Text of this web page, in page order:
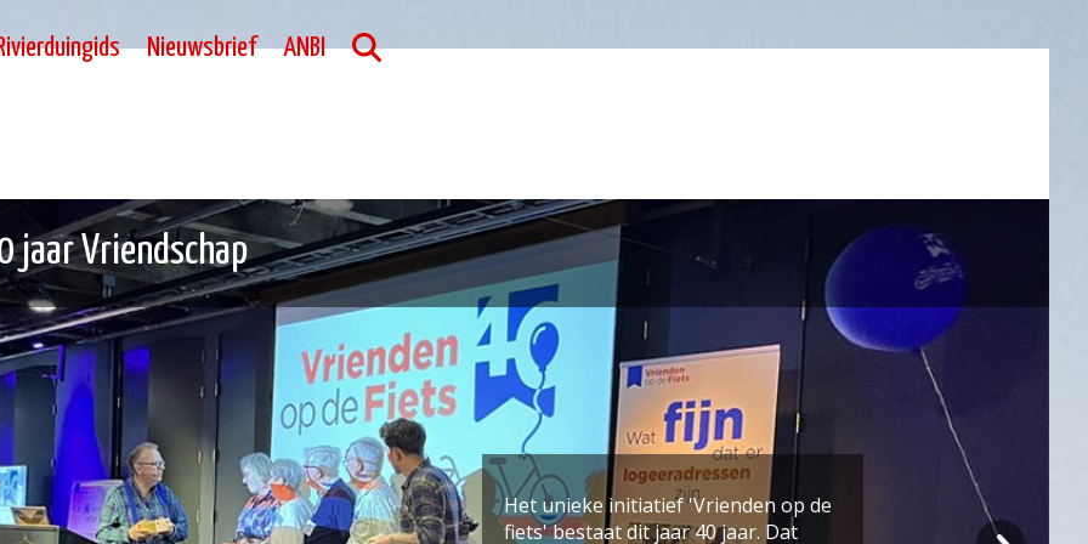
Nieuwsbrief ANBI
jaar Vriendschap
Het unieke initiatief 'Vrienden op de
fiets' bestaat dit jaar 40 jaar. Dat